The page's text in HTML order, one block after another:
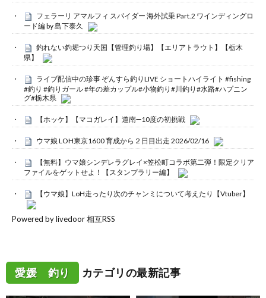
フェラーリ アマルフィ スパイダー 海外試乗 Part.2 ワインディングロ
ード編 by 島下泰久
釣れない釣堀つり天国【管理釣り場】【エリアトラウト】【栃木
県】
ライブ配信中の珍事 ぞんすら釣りLIVE ショートハイライト #fishing
#釣り #釣りガール #年の差カップル#小物釣り#川釣り#水路#ハプニン
グ#栃木県
【ホッケ】【マコガレイ】道南➖10度の初挑戦
ウマ娘 LOH東京1600 育成から２日目出走 2026/02/16
【無料】ウマ娘シンデレラグレイ×笠松町コラボ第二弾！限定クリア
ファイルをゲットせよ！【スタンプラリー編】
【ウマ娘】LoH走ったり次のチャンミについて考えたり【Vtuber】
Powered by livedoor 相互RSS
愛媛 釣り カテゴリの最新記事